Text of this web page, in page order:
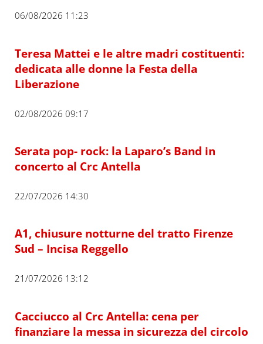
06/08/2026 11:23
Teresa Mattei e le altre madri costituenti:
dedicata alle donne la Festa della
Liberazione
02/08/2026 09:17
Serata pop- rock: la Laparo’s Band in
concerto al Crc Antella
22/07/2026 14:30
A1, chiusure notturne del tratto Firenze
Sud – Incisa Reggello
21/07/2026 13:12
Cacciucco al Crc Antella: cena per
finanziare la messa in sicurezza del circolo